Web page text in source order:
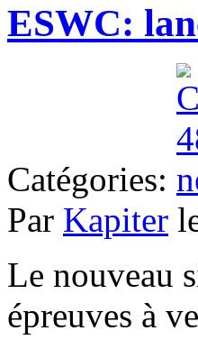
ESWC:
Catégories:
Par Kapiter
Le nouveau
épreuves à